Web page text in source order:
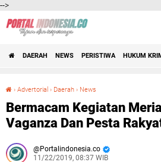
-->
DAERAH NEWS PERISTIWA HUKUM
› Advertorial › Daerah › News
Bermacam Kegiatan
Vaganza Dan Pesta
Portalindonesia.co
11/22/2019, 08:37 WIB